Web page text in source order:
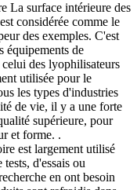
La surface intérieure des
considérée comme le
des exemples. C'est
équipements de
des lyophilisateurs
utilisée pour le
les types d'industries
de vie, il y a une forte
supérieure, pour
et forme. .
est largement utilisé
d'essais ou
en ont besoin